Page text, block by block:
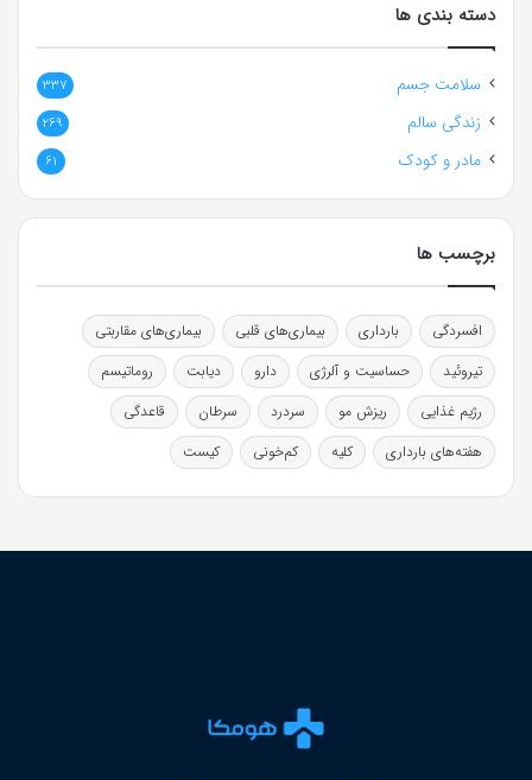
دسته بندی ها
سلامت جسم 337
زندگی سالم 269
مادر و کودک 61
برچسب ها
افسردگی بارداری بیماری‌های قلبی
بیماری‌های مقاربتی
تیروئید
حساسیت و آلرژی دارو دیابت
روماتیسم
رژیم غذایی
ریزش مو سردرد سرطان
قاعدگی
هفته‌های بارداری
کلیه کم‌خونی کیست